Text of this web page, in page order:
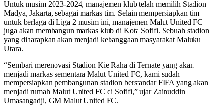
Untuk musim 2023-2024, manajemen klub telah memilih Stadion
Madya, Jakarta, sebagai markas tim. Selain mempersiapkan tim
untuk berlaga di Liga 2 musim ini, manajemen Malut United FC
juga akan membangun markas klub di Kota Sofifi. Sebuah stadion
yang diharapkan akan menjadi kebanggaan masyarakat Maluku
Utara.
“Sembari merenovasi Stadion Kie Raha di Ternate yang akan
menjadi markas sementara Malut United FC, kami sudah
mempersiapkan pembangunan stadion berstandar FIFA yang akan
menjadi rumah Malut United FC di Sofifi,” ujar Zainuddin
Umasangadji, GM Malut United FC.